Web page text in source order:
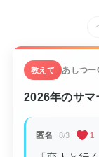
教えて あしつー
2026年のサマ
匿名 8/3 1